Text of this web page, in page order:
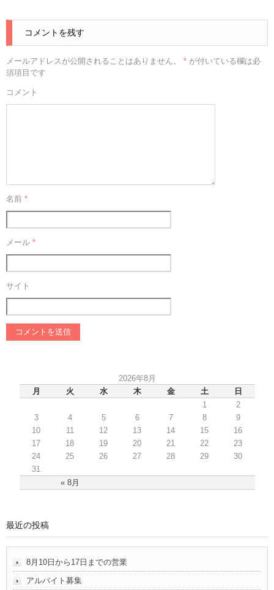
コメントを残す
メールアドレスが公開されることはありません。 * が付いている欄は必
須項目です
コメント
名前 *
メール *
サイト
2026年8月
月
火 水 木 金 土 日
« 8月
1
2
3
4 5 6 7 8
9
10
11 12 13 14 15
16
17
18 19 20 21 22
23
24
25 26 27 28 29
30
31
最近の投稿
8月10日から17日までの営業
アルバイト募集